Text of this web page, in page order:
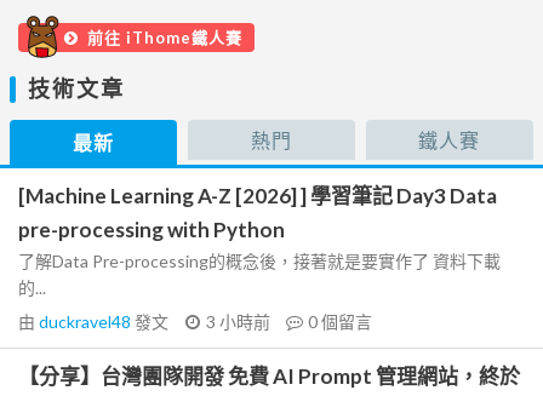
前往 iThome鐵人賽
技術文章
最新 熱門 鐵人賽
[Machine Learning A-Z [2026] ] 學習筆記 Day3 Data
pre-processing with Python
了解Data Pre-processing的概念後，接著就是要實作了 資料下載
的...
由 duckravel48 發文 3 小時前 0個留言
【分享】台灣團隊開發 免費 AI Prompt 管理網站，終於